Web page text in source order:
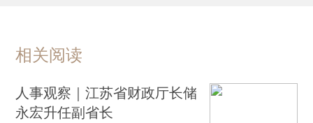
相关阅读
人事观察｜江苏省财政厅长储
永宏升任副省长